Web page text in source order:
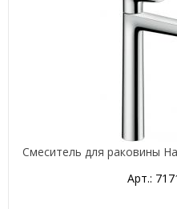
Смеситель для раковины
Арт.: